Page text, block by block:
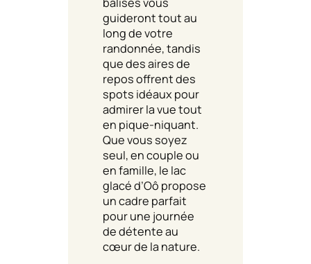
guideront tout au
long de votre
randonnée, tandis
que des aires de
repos offrent des
spots idéaux pour
admirer la vue tout
en pique-niquant.
Que vous soyez
seul, en couple ou
en famille, le lac
glacé d’Oô propose
un cadre parfait
pour une journée
de détente au
cœur de la nature.